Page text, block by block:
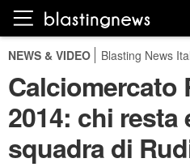
NEWS & VIDEO Blasting News
Calciomercato
2014: chi resta
squadra di